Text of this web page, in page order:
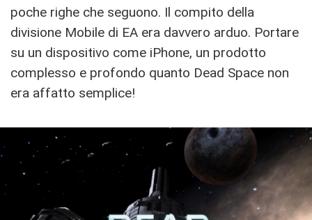
poche righe che seguono. Il compito della
divisione Mobile di EA era davvero arduo. Portare
su un dispositivo come iPhone, un prodotto
complesso e profondo quanto Dead Space non
era affatto semplice!